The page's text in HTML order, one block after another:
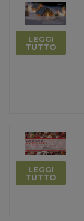
LEGGI
TUTTO
LEGGI
TUTTO